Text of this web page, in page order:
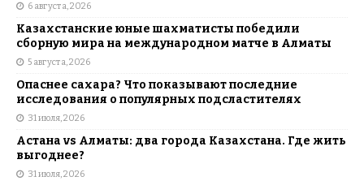
6 августа, 2026
Казахстанские юные шахматисты победили
сборную мира на международном матче в Алматы
5 августа, 2026
Опаснее сахара? Что показывают последние
исследования о популярных подсластителях
31 июля, 2026
Астана vs Алматы: два города Казахстана. Где жить
выгоднее?
31 июля, 2026